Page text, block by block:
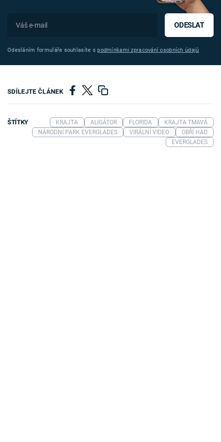
ODESLAT
Odesláním formuláře souhlasíte spodmínkami zpracování osobních údajů
SDÍLEJTE ČLÁNEK
ŠTÍTKY KRAJTA ALIGÁTOR FLORIDA
KRAJTA TMAVÁ
NÁRODNÍ PARK EVERGLADES
VIRÁLNÍ VIDEO
OBŘÍ HAD
EVERGLADES